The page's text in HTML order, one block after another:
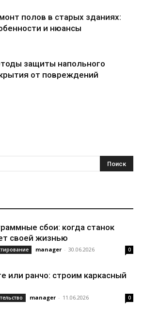
полов в старых зданиях:
и нюансы
защиты напольного
от повреждений
сбои: когда станок
своей жизнью
manager - 30.06.2026 0
или ранчо: строим каркасный
manager - 11.06.2026 0